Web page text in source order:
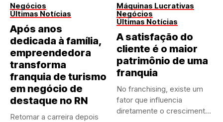
Negócios
Últimas Notícias
Após anos
dedicada à família,
empreendedora
transforma
franquia de turismo
em negócio de
destaque no RN
Retomar a carreira depois
Máquinas Lucrativas
Negócios
Últimas Notícias
A satisfação do
cliente é o maior
patrimônio de uma
franquia
No franchising, existe um
fator que influencia
diretamente o crescimento